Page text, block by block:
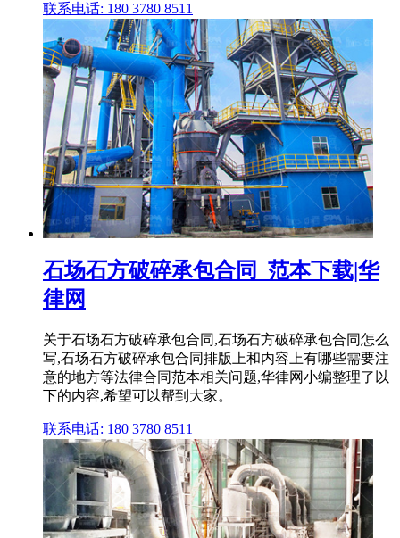
联系电话: 180 3780 8511
石场石方破碎承包合同_范本下载|华
律网
关于石场石方破碎承包合同,石场石方破碎承包合同怎么
写,石场石方破碎承包合同排版上和内容上有哪些需要注
意的地方等法律合同范本相关问题,华律网小编整理了以
下的内容,希望可以帮到大家。
联系电话: 180 3780 8511